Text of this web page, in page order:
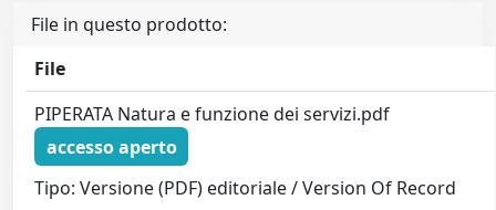
File in questo prodotto:
File
PIPERATA Natura e funzione dei servizi.pdf
accesso aperto
Tipo: Versione (PDF) editoriale / Version Of Record